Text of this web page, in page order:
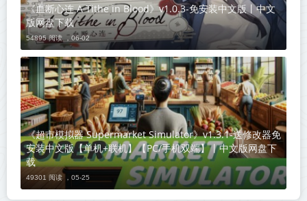
《血断心连 A Tithe in Blood》v1.0.3-免安装中文版丨中文
版网盘下载
54895 阅读 ， 06-02
《超市模拟器 Supermarket Simulator》v1.3.1-送修改器免
安装中文版【单机+联机】【PC/手机双端】丨中文版网盘下
载
49301 阅读 ， 05-25